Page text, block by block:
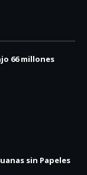
66 millones
sin Papeles